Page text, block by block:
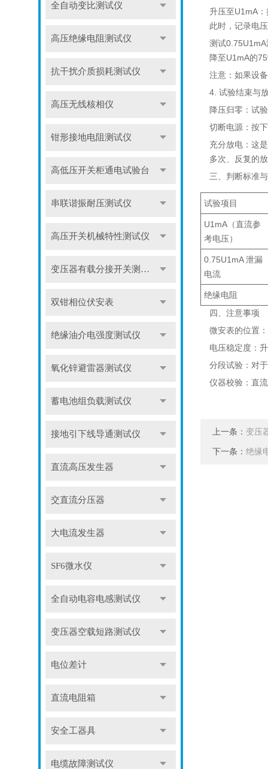
全自动变比测试仪
高压绝缘电阻测试仪
抗干扰介质损耗测试仪
高压无线核相仪
钳形接地电阻测试仪
高低压开关柜通电试验台
串联谐振耐压测试仪
高压开关机械特性测试仪
变压器有载分接开关测试仪
双钳相位伏安表
绝缘油介电强度测试仪
氧化锌避雷器测试仪
蓄电池组负载测试仪
接地引下线导通测试仪
直流高压发生器
交直流分压器
大电流发生器
SF6微水仪
全自动电容电感测试仪
变压器空载短路测试仪
电位差计
直流电阻箱
安全工器具
电缆故障测试仪
升压至U1mA
此时，记录电
测试
降至U1mA的
注意：如果设
4. 试验结束与
降压归零：试
切断电源：按
充分放电：这
多次、反复的
三、判断标准
试验项目
U1mA（直流参
考电压）
0.75U1mA 泄漏
电流
绝缘电阻
四、注意事项
微安表的位置
电压稳定度：
分段试验：对
仪器校验：直
上一条： 变压
下一条： 绝缘